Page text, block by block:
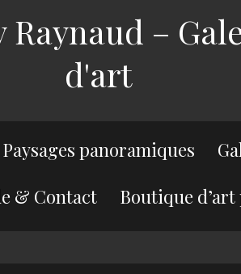
–
d'art
Paysages panoramiques
& Contact
Boutique